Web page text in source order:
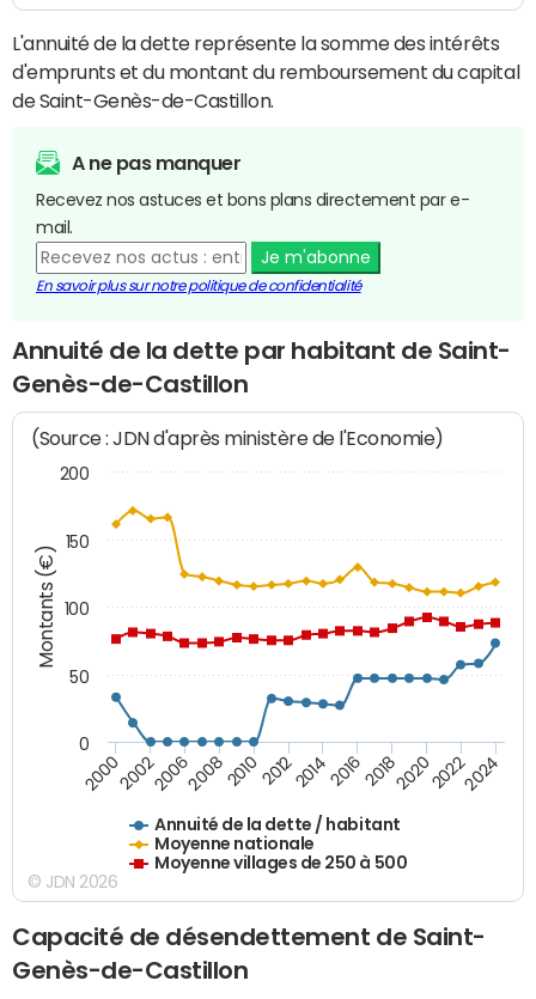
L'annuité de la dette représente la somme des intérêts
d'emprunts et du montant du remboursement du capital
de Saint-Genès-de-Castillon.
A ne pas manquer
Recevez nos astuces et bons plans directement par e-
mail.
Je m'abonne
En savoir plus sur notre politique de confidentialité
Annuité de la dette par habitant de Saint-
Genès-de-Castillon
Montants (€)
(Source : JDN d'après ministère de l'Economie)
Annuité de la dette / habitant
Moyenne nationale
Moyenne villages de 250 à 500
200020022006200820102012201420162018202020222024
0
50
100
150
200
© JDN 2026
Capacité de désendettement de Saint-
Genès-de-Castillon